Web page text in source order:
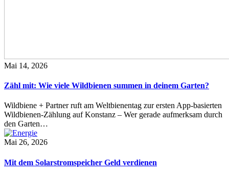
Mai 14, 2026
Zähl mit: Wie viele Wildbienen summen in deinem Garten?
Wildbiene + Partner ruft am Weltbienentag zur ersten App-basierten
Wildbienen-Zählung auf Konstanz – Wer gerade aufmerksam durch
den Garten…
Mai 26, 2026
Mit dem Solarstromspeicher Geld verdienen